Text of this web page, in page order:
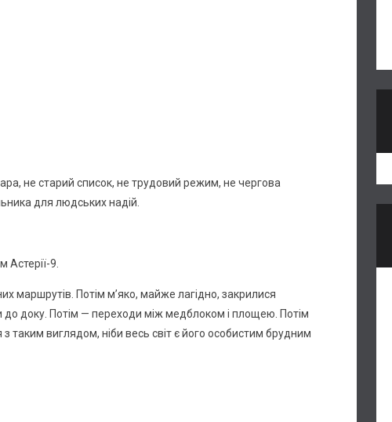
не старий список, не трудовий режим, не чергова
для людських надій.
9.
маршрутів. Потім м’яко, майже лагідно, закрилися
до доку. Потім — переходи між медблоком і площею. Потім
таким виглядом, ніби весь світ є його особистим брудним